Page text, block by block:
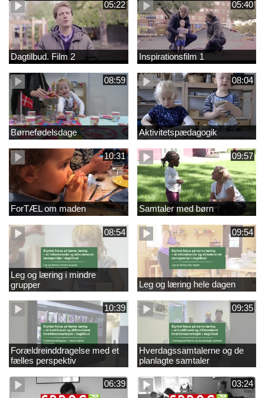
05:22
Dagtilbud. Film 2
05:40
Inspirationsfilm 1
08:59
Børnefødelsdage
08:04
Aktivitetspædagogik
10:31
ForTÆL om maden
09:57
Samtaler med børn
08:54
Leg og læring i mindre
grupper
09:54
Leg og læring hele dagen
10:39
Forældreinddragelse med et
fælles perspektiv
09:35
Hverdagssamtalerne og de
planlagte samtaler
06:39 03:24